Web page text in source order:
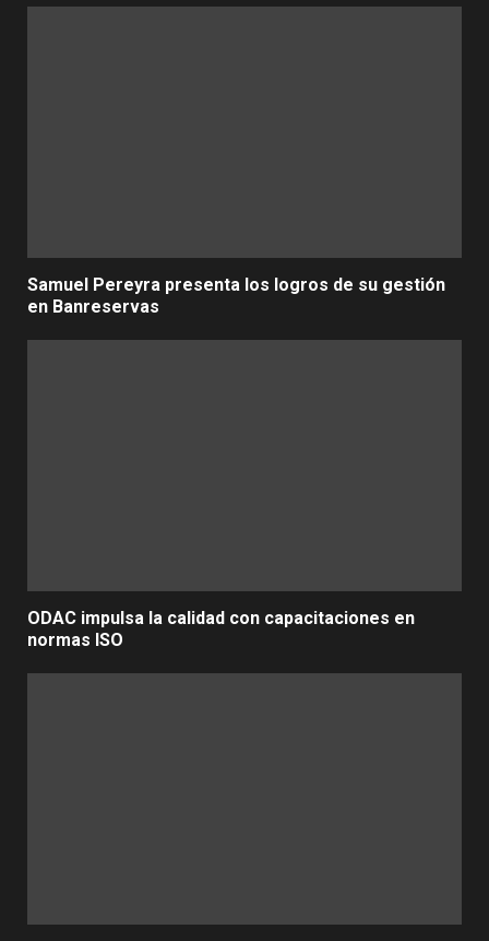
Samuel Pereyra presenta los logros de su gestión
en Banreservas
ODAC impulsa la calidad con capacitaciones en
normas ISO